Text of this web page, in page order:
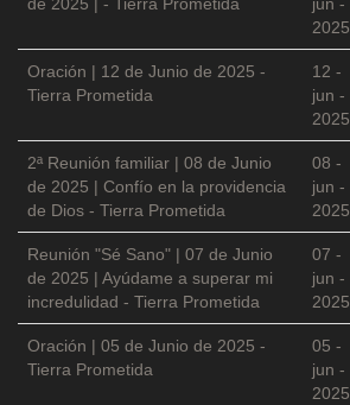
2025
Oración | 12 de Junio de 2025 -
Tierra Prometida
12 -
jun -
2025
2ª Reunión familiar | 08 de Junio
de 2025 | Confío en la providencia
de Dios - Tierra Prometida
08 -
jun -
2025
Reunión "Sé Sano" | 07 de Junio
de 2025 | Ayúdame a superar mi
incredulidad - Tierra Prometida
07 -
jun -
2025
Oración | 05 de Junio de 2025 -
Tierra Prometida
05 -
jun -
2025